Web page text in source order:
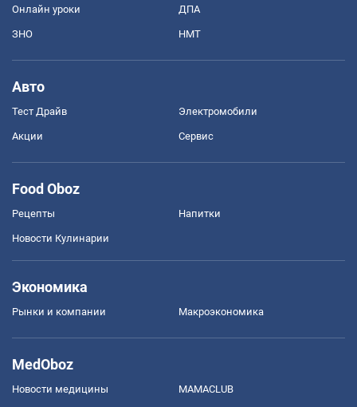
Онлайн уроки ДПА
ЗНО НМТ
Авто
Тест Драйв Электромобили
Акции Сервис
Food Oboz
Рецепты Напитки
Новости Кулинарии
Экономика
Рынки и компании Mакроэкономика
MedOboz
Новости медицины MAMACLUB